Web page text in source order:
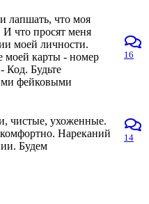
лапшать, что моя
И что просят меня
моей личности.
моей карты - номер
Код. Будьте
фейковыми
16
чистые, ухоженные.
Нареканий
Будем
14